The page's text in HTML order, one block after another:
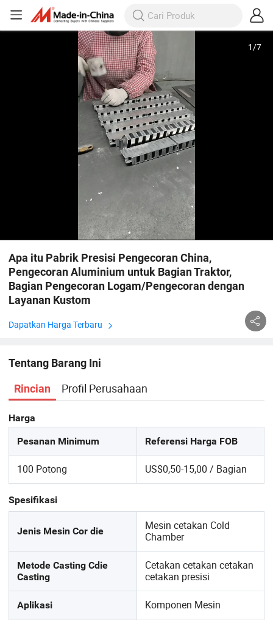
1/7
Apa itu Pabrik Presisi Pengecoran China,
Pengecoran Aluminium untuk Bagian Traktor,
Bagian Pengecoran Logam/Pengecoran dengan
Layanan Kustom
Dapatkan Harga Terbaru
Tentang Barang Ini
Rincian Profil Perusahaan
Harga
Pesanan Minimum Referensi Harga FOB
100 Potong US$0,50-15,00 / Bagian
Spesifikasi
Jenis Mesin Cor die
Mesin cetakan Cold
Chamber
Metode Casting Cdie
Casting
Cetakan cetakan cetakan
cetakan presisi
Aplikasi Komponen Mesin